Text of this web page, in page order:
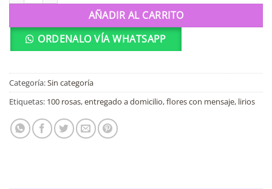
AÑADIR AL CARRITO
ORDENALO VÍA WHATSAPP
Categoría:Sin categoría
Etiquetas: 100 rosas,entregado a domicilio,flores con mensaje, lirios